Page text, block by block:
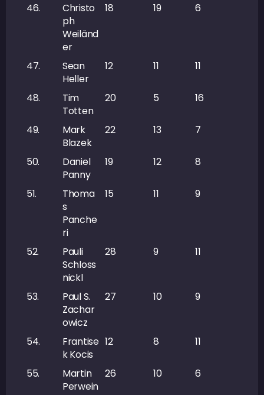
46.
Christo
ph
Weiländ
er
18 19 6
47.
Sean
Heller
12 11 11
48.
Tim
Totten
20 5 16
49.
Mark
Blazek
22 13 7
50.
Daniel
Panny
19 12 8
51.
Thoma
s
Panche
ri
15 11 9
52.
Pauli
Schloss
nickl
28 9 11
53.
Paul S.
Zachar
owicz
27 10 9
54.
Frantise
k Kocis
12 8 11
55.
Martin
Perwein
26 10 6